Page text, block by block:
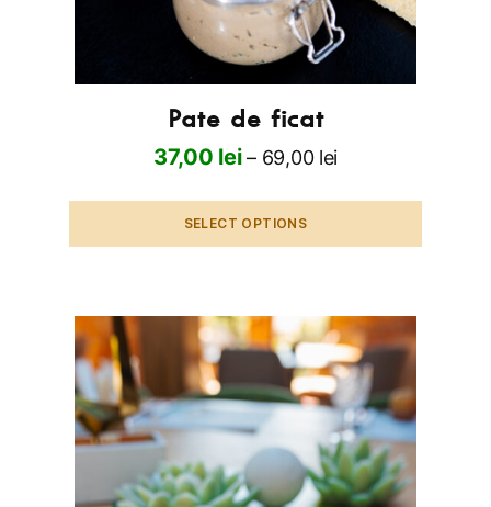
Pate de ficat
37,00 lei– 69,00 lei
SELECT OPTIONS